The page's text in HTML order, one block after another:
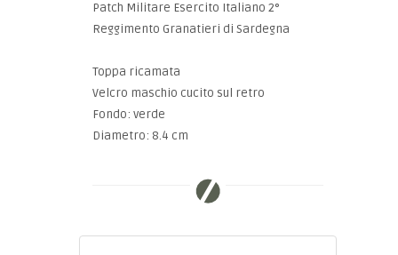
Patch Militare Esercito Italiano 2°
Reggimento Granatieri di Sardegna
Toppa ricamata
Velcro maschio cucito sul retro
Fondo: verde
Diametro: 8.4 cm